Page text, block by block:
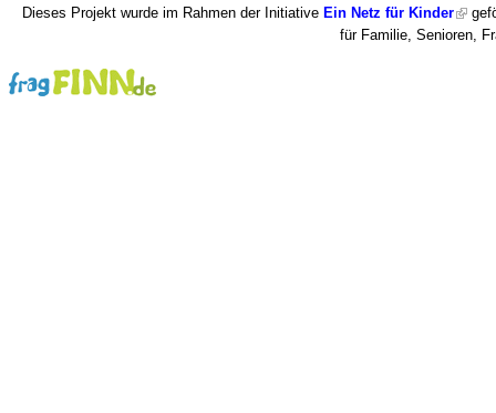
Dieses Projekt wurde im Rahmen der Initiative Ein Netz für Kinder
für Familie, Senioren,